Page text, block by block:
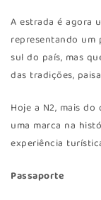
A estrada é agora
representando um
sul do país, mas
das tradições,
Hoje a N2, mais
uma marca na
experiência
Passaporte